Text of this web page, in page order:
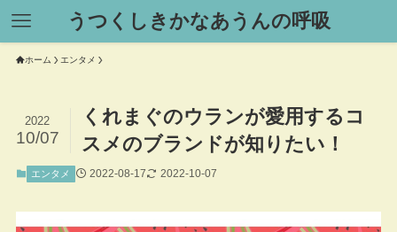
うつくしきかなあうんの呼吸
ホーム エンタメ
くれまぐのウランが愛用するコ
スメのブランドが知りたい！
2022
10/07
エンタメ 2022-08-17 2022-10-07